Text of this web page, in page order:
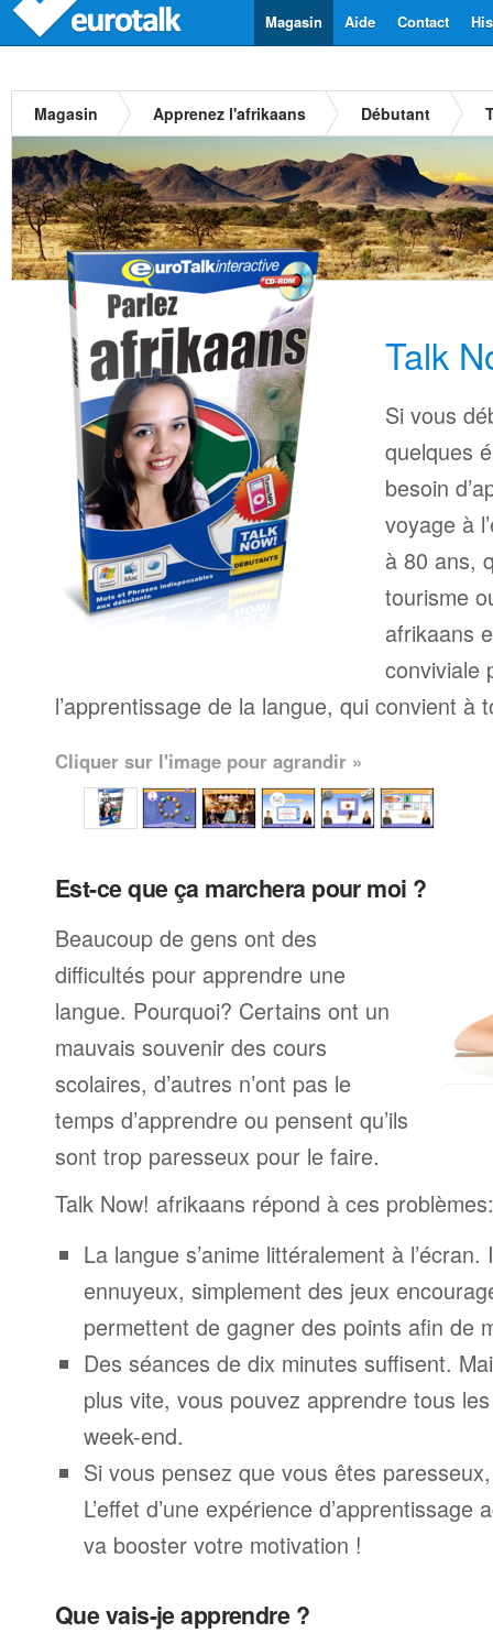
Contact
Aide
Magasin
Magasin Apprenez l'afrikaans Débutant
Talk
Si vous
quelques
besoin
voyage à
à 80 ans,
tourisme
afrikaans
conviviale
l’apprentissage de la langue, qui convient à
Cliquer sur l'image pour agrandir »
Est-ce que ça marchera pour moi ?
Beaucoup de gens ont des
difficultés pour apprendre une
langue. Pourquoi? Certains ont un
mauvais souvenir des cours
scolaires, d’autres n’ont pas le
temps d’apprendre ou pensent qu’ils
sont trop paresseux pour le faire.
Talk Now! afrikaans répond à ces problèmes:
La langue s’anime littéralement à l’écran.
ennuyeux, simplement des jeux
permettent de gagner des points afin de
Des séances de dix minutes suffisent.
plus vite, vous pouvez apprendre tous
week-end.
Si vous pensez que vous êtes
L’effet d’une expérience
va booster votre motivation !
Que vais-je apprendre ?